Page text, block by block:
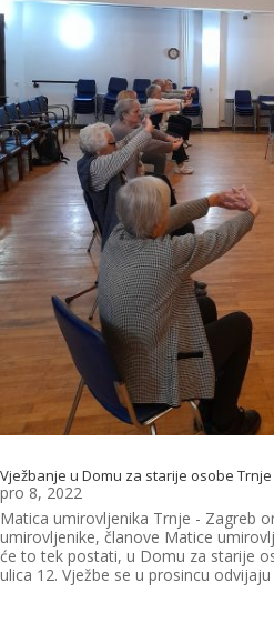
Vježbanje u Domu za starije osobe Trnje
pro 8, 2022
Matica umirovljenika Trnje - Zagreb
umirovljenike, članove Matice
će to tek postati, u Domu za starije
ulica 12. Vježbe se u prosincu